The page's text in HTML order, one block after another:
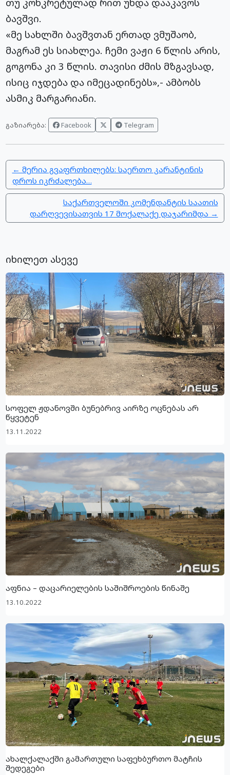
ბავშვი.
«მე სახლში ბავშვთან ერთად ვმუშაობ,
მაგრამ ეს სიახლეა. ჩემი ვაჟი 6 წლის არის,
გოგონა კი 3 წლის. თავისი ძმის მზგავსად,
ისიც იჯდება და იმეცადინებს»,- ამბობს
ასმიკ მარგარიანი.
გაზიარება: Facebook Telegram
← მერია გვაფრთხილებს: საერთო კარანტინის
დროს იკრძალება…
საქართველოში კომენდანტის საათის
დარღვევისათვის 17 მოქალაქე დაჯარიმდა →
იხილეთ ასევე
სოფელ ჟდანოვში ბუნებრივ აირზე ოცნებას არ
წყვეტენ
13.11.2022
აფნია – დაცარიელების საშიშროების წინაშე
13.10.2022
ახალქალაქში გამართული საფეხბურთო მატჩის
შედეგები